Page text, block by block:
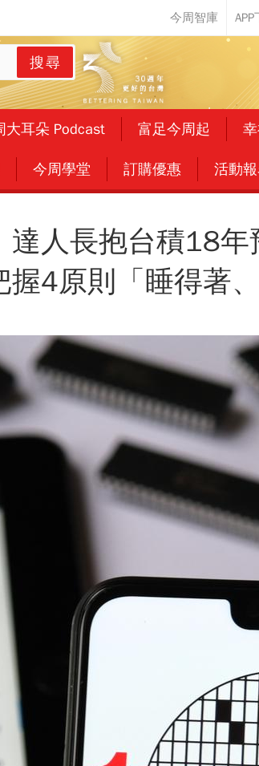
搜尋
大耳朵 Podcast 富足今周起
今周學堂 訂購優惠 活動報
達人長抱台積18
4原則「睡得著、